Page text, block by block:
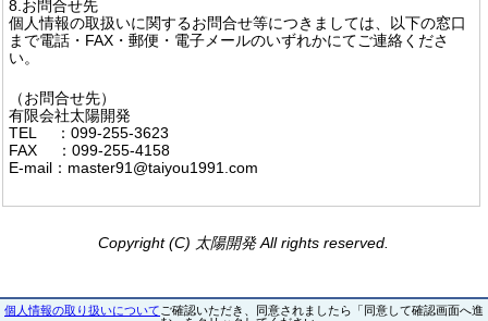
8.お問合せ先
個人情報の取扱いに関するお問合せ等につきましては、以下の窓口
まで電話・FAX・郵便・電子メールのいずれかにてご連絡くださ
い。
（お問合せ先）
有限会社太陽開発
TEL ：099-255-3623
FAX ：099-255-4158
E-mail：master91@taiyou1991.com
Copyright (C) 太陽開発 All rights reserved.
個人情報の取り扱いについて ご確認いただき、同意されましたら「同意して確認画面へ進